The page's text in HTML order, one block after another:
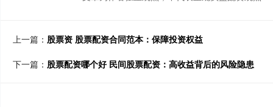
上一篇： 股票资 股票配资合同范本：保障投资权益
下一篇： 股票配资哪个好 民间股票配资：高收益背后的风险隐患